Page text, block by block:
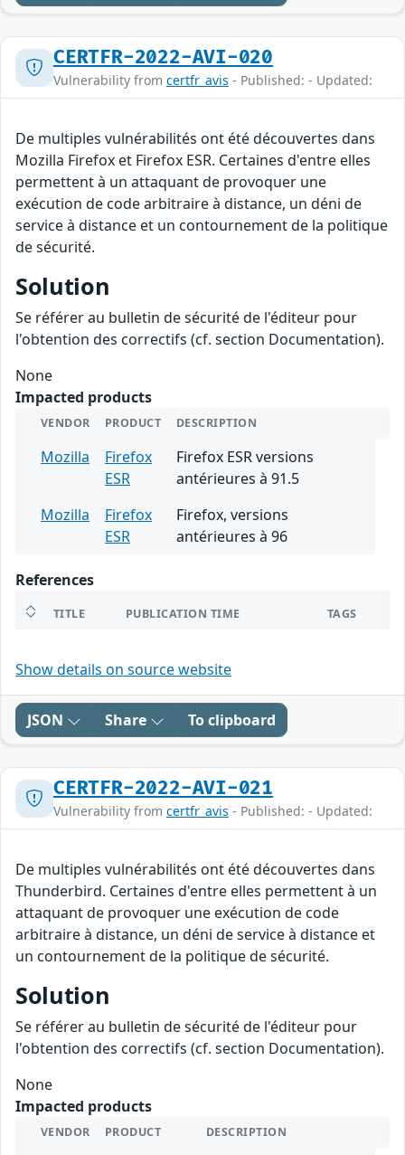
CERTFR-2022-AVI-020
Vulnerability from certfr_avis - Published: - Updated:
De multiples vulnérabilités ont été découvertes dans
Mozilla Firefox et Firefox ESR. Certaines d'entre elles
permettent à un attaquant de provoquer une
exécution de code arbitraire à distance, un déni de
service à distance et un contournement de la politique
de sécurité.
Solution
Se référer au bulletin de sécurité de l'éditeur pour
l'obtention des correctifs (cf. section Documentation).
None
Impacted products
VENDOR PRODUCT DESCRIPTION
Mozilla
Firefox
ESR
Firefox ESR versions
antérieures à 91.5
Mozilla
Firefox
ESR
Firefox, versions
antérieures à 96
References
TITLE PUBLICATION TIME TAGS
Show details on source website
JSON Share To clipboard
CERTFR-2022-AVI-021
Vulnerability from certfr_avis - Published: - Updated:
De multiples vulnérabilités ont été découvertes dans
Thunderbird. Certaines d'entre elles permettent à un
attaquant de provoquer une exécution de code
arbitraire à distance, un déni de service à distance et
un contournement de la politique de sécurité.
Solution
Se référer au bulletin de sécurité de l'éditeur pour
l'obtention des correctifs (cf. section Documentation).
None
Impacted products
VENDOR PRODUCT DESCRIPTION